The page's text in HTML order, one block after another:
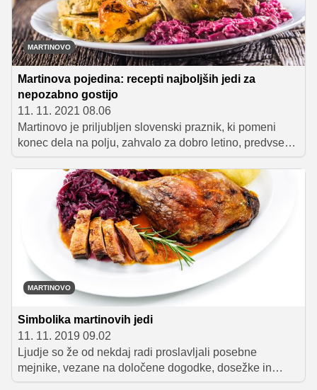
MARTINOVO
Martinova pojedina: recepti najboljših jedi za
nepozabno gostijo
11. 11. 2021 08.06
Martinovo je priljubljen slovenski praznik, ki pomeni
konec dela na polju, zahvalo za dobro letino, predvsem
pa je povezan z degustiranjem in slavljenjem novega
vina. In kot se za vsak pravi praznik spodobi, tudi
praznovanje martinovega spremljajo določene jedi.
MARTINOVO
Simbolika martinovih jedi
11. 11. 2019 09.02
Ljudje so že od nekdaj radi proslavljali posebne
mejnike, vezane na določene dogodke, dosežke in
prelomnice. Eden takšnih je tudi praznovanje zaključka